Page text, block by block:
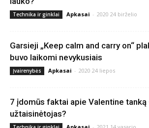
Technika ir ginklai Apkasai - 2020 24 birželio
Garsieji „Keep calm and carry on“
buvo laikomi nevykusiais
Įvairenybės Apkasai - 2020 24 liepos
7 įdomūs faktai apie Valentine tanką
užtaisinėtojas?